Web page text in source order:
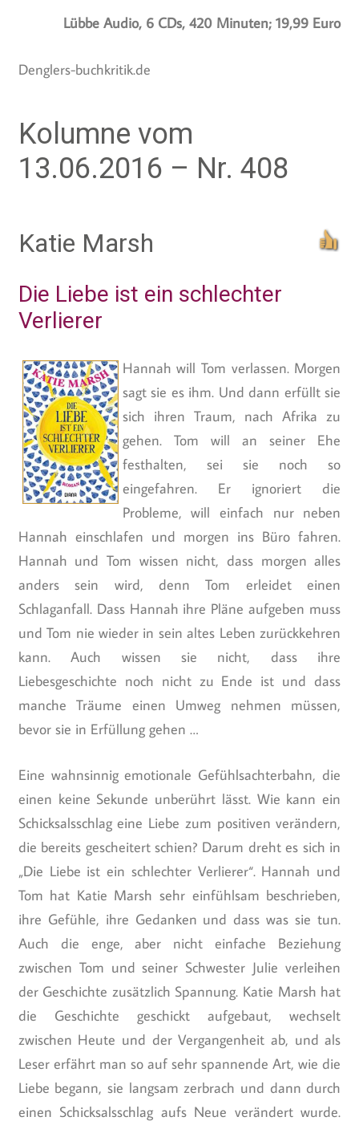
Lübbe Audio, 6 CDs, 420 Minuten; 19,99 Euro
Denglers-buchkritik.de
Kolumne vom
13.06.2016 – Nr. 408
Katie Marsh
Die Liebe ist ein schlechter
Verlierer
Hannah will Tom verlassen. Morgen
sagt sie es ihm. Und dann erfüllt sie
sich ihren Traum, nach Afrika zu
gehen. Tom will an seiner Ehe
festhalten, sei sie noch so
eingefahren. Er ignoriert die
Probleme, will einfach nur neben
Hannah einschlafen und morgen ins Büro fahren.
Hannah und Tom wissen nicht, dass morgen alles
anders sein wird, denn Tom erleidet einen
Schlaganfall. Dass Hannah ihre Pläne aufgeben muss
und Tom nie wieder in sein altes Leben zurückkehren
kann. Auch wissen sie nicht, dass ihre
Liebesgeschichte noch nicht zu Ende ist und dass
manche Träume einen Umweg nehmen müssen,
bevor sie in Erfüllung gehen …
Eine wahnsinnig emotionale Gefühlsachterbahn, die
einen keine Sekunde unberührt lässt. Wie kann ein
Schicksalsschlag eine Liebe zum positiven verändern,
die bereits gescheitert schien? Darum dreht es sich in
„Die Liebe ist ein schlechter Verlierer“. Hannah und
Tom hat Katie Marsh sehr einfühlsam beschrieben,
ihre Gefühle, ihre Gedanken und dass was sie tun.
Auch die enge, aber nicht einfache Beziehung
zwischen Tom und seiner Schwester Julie verleihen
der Geschichte zusätzlich Spannung. Katie Marsh hat
die Geschichte geschickt aufgebaut, wechselt
zwischen Heute und der Vergangenheit ab, und als
Leser erfährt man so auf sehr spannende Art, wie die
Liebe begann, sie langsam zerbrach und dann durch
einen Schicksalsschlag aufs Neue verändert wurde.